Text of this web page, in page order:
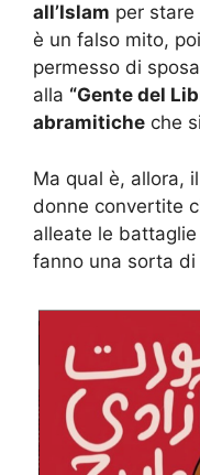
all’Islam per stare
è un falso mito,
permesso di
alla “Gente del
abramitiche che
Ma qual è, allora,
donne convertite
alleate le
fanno una sorta di